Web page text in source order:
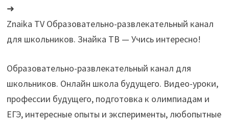
➜
Znaika TV Образовательно-развлекательный канал
для школьников. Знайка ТВ — Учись интересно!
Образовательно-развлекательный канал для
школьников. Онлайн школа будущего. Видео-уроки,
профессии будущего, подготовка к олимпиадам и
ЕГЭ, интересные опыты и эксперименты, любопытные